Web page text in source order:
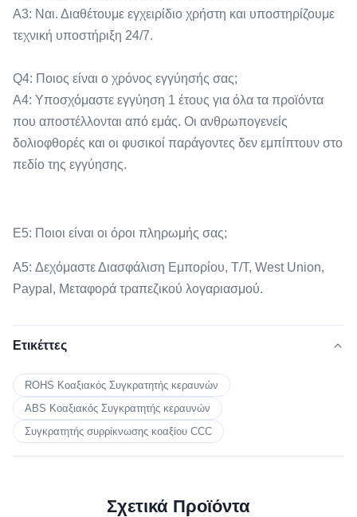
Α3: Ναι. Διαθέτουμε εγχειρίδιο χρήστη και υποστηρίζουμε
τεχνική υποστήριξη 24/7.
Q4: Ποιος είναι ο χρόνος εγγύησής σας;
A4: Υποσχόμαστε εγγύηση 1 έτους για όλα τα προϊόντα
που αποστέλλονται από εμάς. Οι ανθρωπογενείς
δολιοφθορές και οι φυσικοί παράγοντες δεν εμπίπτουν στο
πεδίο της εγγύησης.
Ε5: Ποιοι είναι οι όροι πληρωμής σας;
A5: Δεχόμαστε Διασφάλιση Εμπορίου, T/T, West Union,
Paypal, Μεταφορά τραπεζικού λογαριασμού.
Ετικέττες
ROHS Κοαξιακός Συγκρατητής κεραυνών
ABS Κοαξιακός Συγκρατητής κεραυνών
Συγκρατητής συρρίκνωσης κοαξίου CCC
Σχετικά Προϊόντα